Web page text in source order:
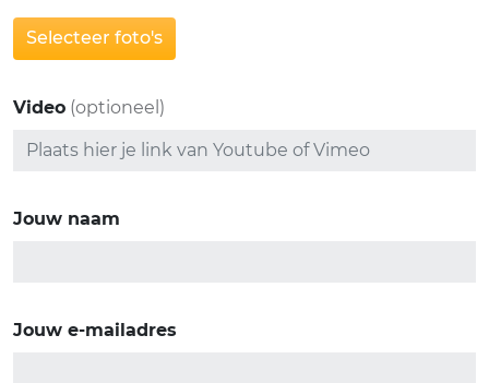
Selecteer foto's
Video (optioneel)
Jouw naam
Jouw e-mailadres